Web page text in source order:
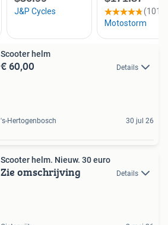
Scooter helm
€ 60,00 Details
's-Hertogenbosch 30 jul 26
Scooter helm. Nieuw. 30 euro
Zie omschrijving Details